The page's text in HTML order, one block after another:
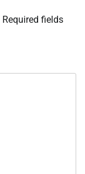
Required fields